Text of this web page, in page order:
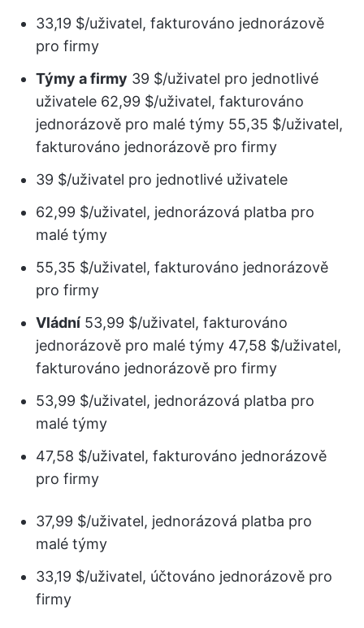
33,19 $/uživatel, fakturováno jednorázově
pro firmy
Týmy a firmy 39 $/uživatel pro jednotlivé
uživatele 62,99 $/uživatel, fakturováno
jednorázově pro malé týmy 55,35 $/uživatel,
fakturováno jednorázově pro firmy
39 $/uživatel pro jednotlivé uživatele
62,99 $/uživatel, jednorázová platba pro
malé týmy
55,35 $/uživatel, fakturováno jednorázově
pro firmy
Vládní 53,99 $/uživatel, fakturováno
jednorázově pro malé týmy 47,58 $/uživatel,
fakturováno jednorázově pro firmy
53,99 $/uživatel, jednorázová platba pro
malé týmy
47,58 $/uživatel, fakturováno jednorázově
pro firmy
37,99 $/uživatel, jednorázová platba pro
malé týmy
33,19 $/uživatel, účtováno jednorázově pro
firmy